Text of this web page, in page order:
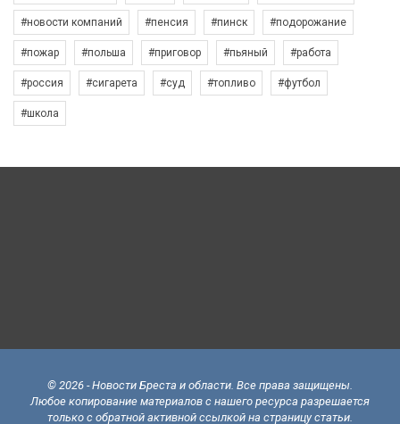
#новости компаний #пенсия #пинск #подорожание
#пожар #польша #приговор #пьяный #работа
#россия #сигарета #суд #топливо #футбол
#школа
© 2026 - Новости Бреста и области. Все права защищены.
Любое копирование материалов с нашего ресурса разрешается
только с обратной активной ссылкой на страницу статьи.